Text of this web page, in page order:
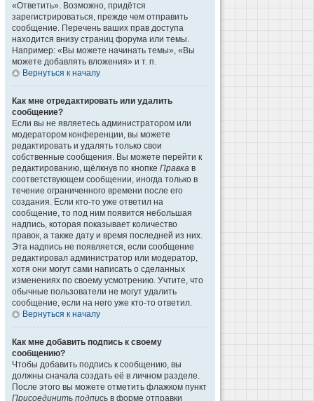
«Ответить». Возможно, придётся
зарегистрироваться, прежде чем отправить
сообщение. Перечень ваших прав доступа
находится внизу страниц форума или темы.
Например: «Вы можете начинать темы», «Вы
можете добавлять вложения» и т. п.
Вернуться к началу
Как мне отредактировать или удалить
сообщение?
Если вы не являетесь администратором или
модератором конференции, вы можете
редактировать и удалять только свои
собственные сообщения. Вы можете перейти к
редактированию, щёлкнув по кнопке Правка в
соответствующем сообщении, иногда только в
течение ограниченного времени после его
создания. Если кто-то уже ответил на
сообщение, то под ним появится небольшая
надпись, которая показывает количество
правок, а также дату и время последней из них.
Эта надпись не появляется, если сообщение
редактировал администратор или модератор,
хотя они могут сами написать о сделанных
изменениях по своему усмотрению. Учтите, что
обычные пользователи не могут удалить
сообщение, если на него уже кто-то ответил.
Вернуться к началу
Как мне добавить подпись к своему
сообщению?
Чтобы добавить подпись к сообщению, вы
должны сначала создать её в личном разделе.
После этого вы можете отметить флажком пункт
Присоединить подпись в форме отправки